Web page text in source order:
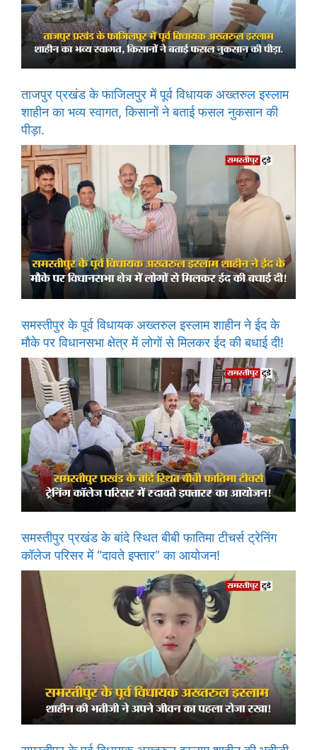
ताजपुर प्रखंड के फाजिलपुर में पूर्व विधायक अख्तरुल इस्लाम
शाहीन का भव्य स्वागत, किसानों ने बताई फसल नुकसान की
पीड़ा.
समस्तीपुर के पूर्व विधायक अख्तरुल इस्लाम शाहीन ने ईद के
मौके पर विधानसभा क्षेत्र में लोगों से मिलकर ईद की बधाई दी!
समस्तीपुर प्रखंड के बांदे स्थित बीबी फातिमा टीचर्स ट्रेनिंग
कॉलेज परिसर में “दावते इफ्तार” का आयोजन!